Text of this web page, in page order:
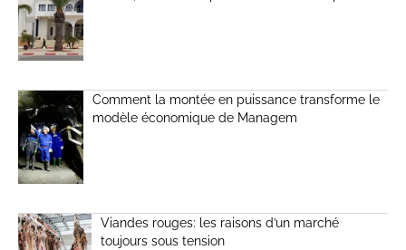
Comment la montée en puissance transforme le
modèle économique de Managem
Viandes rouges: les raisons d’un marché
toujours sous tension